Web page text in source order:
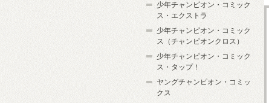
少年チャンピオン・コミック
ス・エクストラ
少年チャンピオン・コミック
ス（チャンピオンクロス）
少年チャンピオン・コミック
ス・タップ！
ヤングチャンピオン・コミッ
クス